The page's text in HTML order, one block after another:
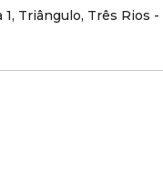
1, Triângulo, Três Rios